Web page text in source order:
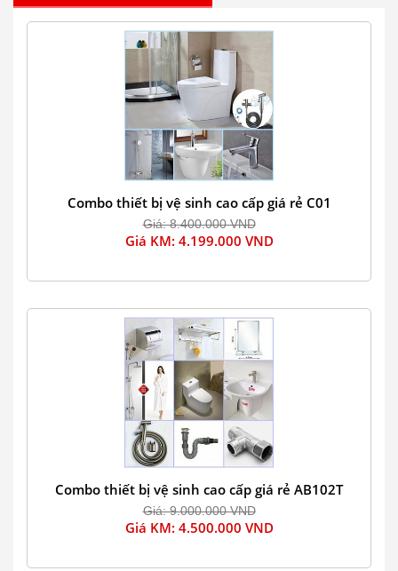
Combo thiết bị vệ sinh cao cấp giá rẻ C01
Giá: 8.400.000 VND
Giá KM: 4.199.000 VND
Combo thiết bị vệ sinh cao cấp giá rẻ AB102T
Giá: 9.000.000 VND
Giá KM: 4.500.000 VND